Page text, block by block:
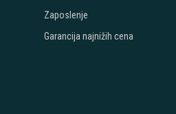
Zaposlenje
Garancija najnižih cena